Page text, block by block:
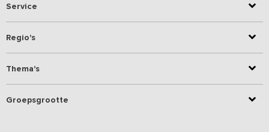
Service
Regio's
Thema's
Groepsgrootte